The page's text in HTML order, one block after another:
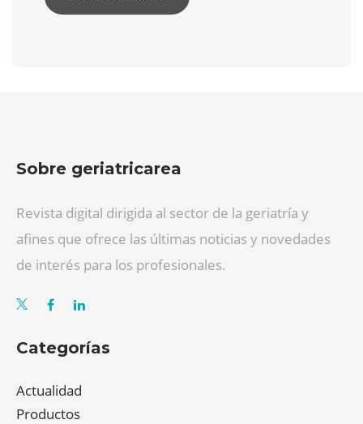
Sobre geriatricarea
Revista digital dirigida al sector de la geriatría y
afines que ofrece las últimas noticias y novedades
de interés para los profesionales.
Categorías
Actualidad
Productos